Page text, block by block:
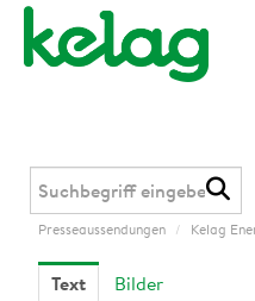
Presseaussendungen
Kelag
Presseaussendungen / Kelag
Text Bilder